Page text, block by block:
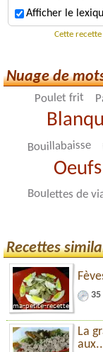
Afficher le
Cette
Nuage de
Poulet frit
Bouillabaisse
Boulettes de
Recettes
La